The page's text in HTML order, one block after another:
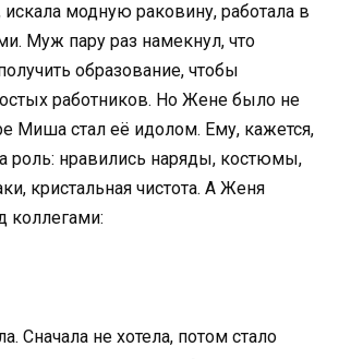
модную раковину, работала в
Муж пару раз намекнул, что
образование, чтобы
работников. Но Жене было не
Миша стал её идолом. Ему, кажется,
роль: нравились наряды, костюмы,
кристальная чистота. А Женя
коллегами:
Сначала не хотела, потом стало